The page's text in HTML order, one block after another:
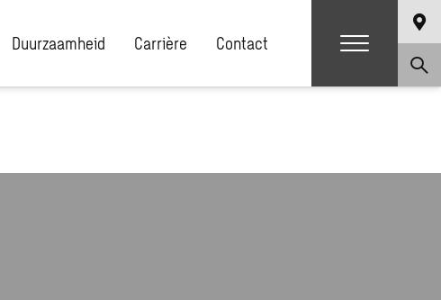
Duurzaamheid Carrière Contact